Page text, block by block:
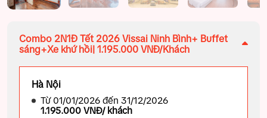
Combo 2N1Đ Tết 2026 Vissai Ninh Bình+ Buffet
sáng+Xe khứ hồi| 1.195.000 VNĐ/Khách
Hà Nội
Từ 01/01/2026 đến 31/12/2026
1.195.000 VNĐ/ khách